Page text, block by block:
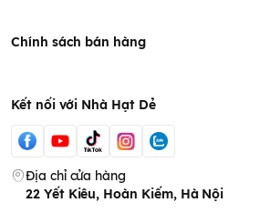
Chính sách bán hàng
Kết nối với Nhà Hạt Dẻ
Địa chỉ cửa hàng
22 Yết Kiêu, Hoàn Kiếm, Hà Nội